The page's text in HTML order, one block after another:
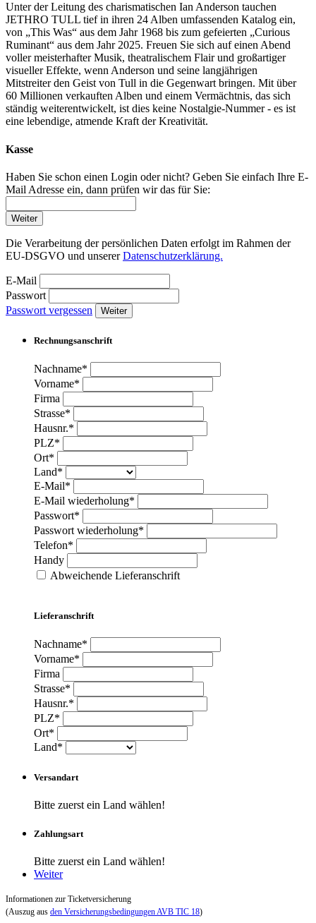
Unter der Leitung des charismatischen Ian Anderson tauchen
JETHRO TULL tief in ihren 24 Alben umfassenden Katalog ein,
von „This Was“ aus dem Jahr 1968 bis zum gefeierten „Curious
Ruminant“ aus dem Jahr 2025. Freuen Sie sich auf einen Abend
voller meisterhafter Musik, theatralischem Flair und großartiger
visueller Effekte, wenn Anderson und seine langjährigen
Mitstreiter den Geist von Tull in die Gegenwart bringen. Mit über
60 Millionen verkauften Alben und einem Vermächtnis, das sich
ständig weiterentwickelt, ist dies keine Nostalgie-Nummer - es ist
eine lebendige, atmende Kraft der Kreativität.
Kasse
Haben Sie schon einen Login oder nicht? Geben Sie einfach Ihre E-
Mail Adresse ein, dann prüfen wir das für Sie:
Weiter
Die Verarbeitung der persönlichen Daten erfolgt im Rahmen der
EU-DSGVO und unsererDatenschutzerklärung.
E-Mail
Passwort
Passwort vergessen
Weiter
Rechnungsanschrift
Nachname*
Vorname*
Firma
Strasse*
Hausnr.*
PLZ*
Ort*
Land*
E-Mail*
E-Mail wiederholung*
Passwort*
Passwort wiederholung*
Telefon*
Handy
Abweichende Lieferanschrift
Lieferanschrift
Nachname*
Vorname*
Firma
Strasse*
Hausnr.*
PLZ*
Ort*
Land*
Versandart
Bitte zuerst ein Land wählen!
Zahlungsart
Bitte zuerst ein Land wählen!
Weiter
Informationen zur Ticketversicherung
(Auszug aus den Versicherungsbedingungen AVB TIC 18)